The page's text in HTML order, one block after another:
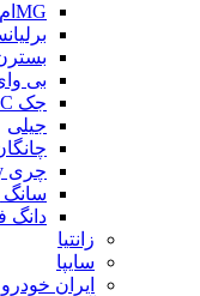
MGام جی
بی
جک JAC
جیلی
چری Chery
سانگ
دانگ
زانتیا
سایپا
ایران خودرو